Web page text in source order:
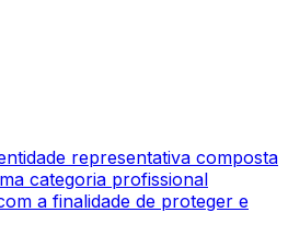
representativa composta
categoria profissional
a finalidade de proteger e